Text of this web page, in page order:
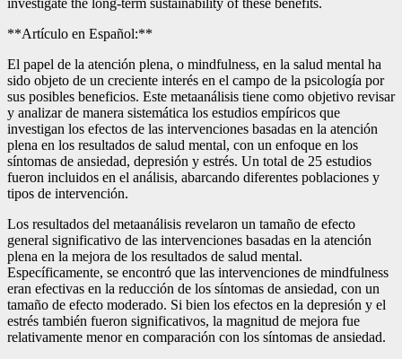
investigate the long-term sustainability of these benefits.
**Artículo en Español:**
El papel de la atención plena, o mindfulness, en la salud mental ha
sido objeto de un creciente interés en el campo de la psicología por
sus posibles beneficios. Este metaanálisis tiene como objetivo revisar
y analizar de manera sistemática los estudios empíricos que
investigan los efectos de las intervenciones basadas en la atención
plena en los resultados de salud mental, con un enfoque en los
síntomas de ansiedad, depresión y estrés. Un total de 25 estudios
fueron incluidos en el análisis, abarcando diferentes poblaciones y
tipos de intervención.
Los resultados del metaanálisis revelaron un tamaño de efecto
general significativo de las intervenciones basadas en la atención
plena en la mejora de los resultados de salud mental.
Específicamente, se encontró que las intervenciones de mindfulness
eran efectivas en la reducción de los síntomas de ansiedad, con un
tamaño de efecto moderado. Si bien los efectos en la depresión y el
estrés también fueron significativos, la magnitud de mejora fue
relativamente menor en comparación con los síntomas de ansiedad.